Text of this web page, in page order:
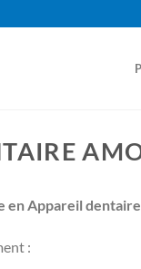
en Appareil
: